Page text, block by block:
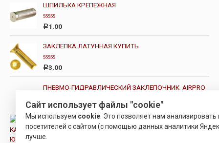
ШПИЛЬКА КРЕПЕЖНАЯ
О
е
н
к
а
0
и
з
Р1.00
ЗАКЛЕПКА ЛАТУННАЯ КУПИТЬ
О
н
к
0
з
5
Р3.00
ПНЕВМО-ГИДРАВЛИЧЕСКИЙ ЗАКЛЕПОЧНИК AIRPRO
Оценка
5.00из 5
Р17,600.00
ВТУЛКА ЮПИЯ.713361.007-20
Сайт использует файлы "cookie"
Мы используем cookie . Это позволяет нам
посетителей с сайтом (с помощью данных аналитики
лучше.